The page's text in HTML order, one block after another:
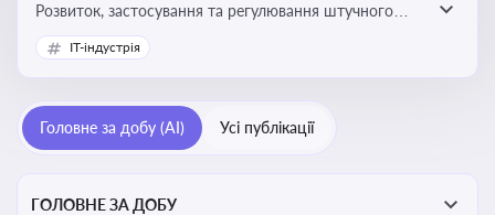
Розвиток, застосування та регулювання штучного
інтелекту в різних сферах — від управління бізнесом
до державного сектора
IT-індустрія
Головне за добу (AI) Усі публікації
ГОЛОВНЕ ЗА ДОБУ